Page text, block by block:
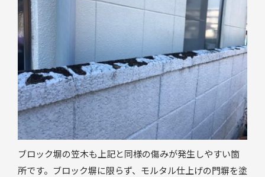
ブロック塀の笠木も上記と同様の傷みが発生しやすい箇
所です。ブロック塀に限らず、モルタル仕上げの門塀を塗